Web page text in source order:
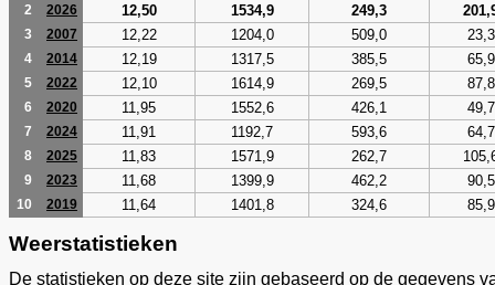
2 2026 12,50 1534,9 249,3
3 2007 12,22 1204,0 509,0 23,3
4 2014 12,19 1317,5 385,5 65,9
5 2022 12,10 1614,9 269,5 87,8
6 2020 11,95 1552,6 426,1 49,7
7 2024 11,91 1192,7 593,6 64,7
8 2025 11,83 1571,9 262,7
9 2023 11,68 1399,9 462,2 90,5
10 2019 11,64 1401,8 324,6 85,9
Weerstatistieken
De statistieken op deze site zijn gebaseerd op de gegevens